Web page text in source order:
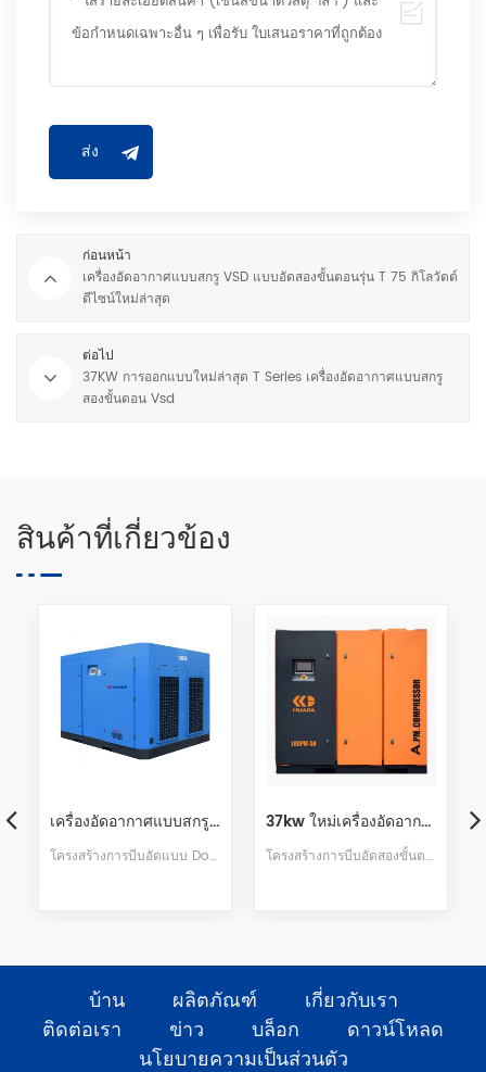
ก่อนหน้า
เครื่องอัดอากาศแบบสกรู VSD แบบอัดสองขั้นตอนรุ่น T 75 กิโลวัตต์
ดีไซน์ใหม่ล่าสุด
ต่อไป
37KW การออกแบบใหม่ล่าสุด T Series เครื่องอัดอากาศแบบสกรู
สองขั้นตอน Vsd
สินค้าที่เกี่ยวข้อง
เครื่องอัดอากาศแบบสกรู PM แบบสองขั้นตอน 175HP
โครงสร้างการบีบอัดแบบ Dobule ประหยัดพลังงานมากขึ้น แกนหลักคือการบีบอัดแบบสองระดับของเครื่องอัดอากาศแบบสกรูหัวฉีดในกำลังเดียวกันกับการอัดแบบขั้นตอนเดียวของเครื่องอัดอากาศแบบสกรูหัวฉีดและปริมาณอากาศที่มากกว่า 12%-23%
37kw ใหม่เครื่องอัดอากาศแบบสกรูแม่เหล็กถาวรสองขั้นตอน
โครงสร้างการบีบอัดสองขั้นตอน 37kw ประหยัดพลังงานมากขึ้น เครื่องสกรูอัดและประสิทธิภาพสูงเป็นอัตราส่วนแรงดันต่ำ การรั่วไหลของปริมาตรที่ลดลงมากขึ้นเพื่อปรับปรุงประสิทธิภาพการใช้พลังงาน ความเร็วของสกรูต่ำกว่าปกติ และการใช้สปริงกันสะเทือนหลายตัว เพื่อให้ตัวเครื่องมีเสถียรภาพสูงขึ้น
บ้าน ผลิตภัณฑ์
เกี่ยวกับเรา
ติดต่อเรา
ข่าว บล็อก
ดาวน์โหลด
นโยบายความเป็นส่วนตัว